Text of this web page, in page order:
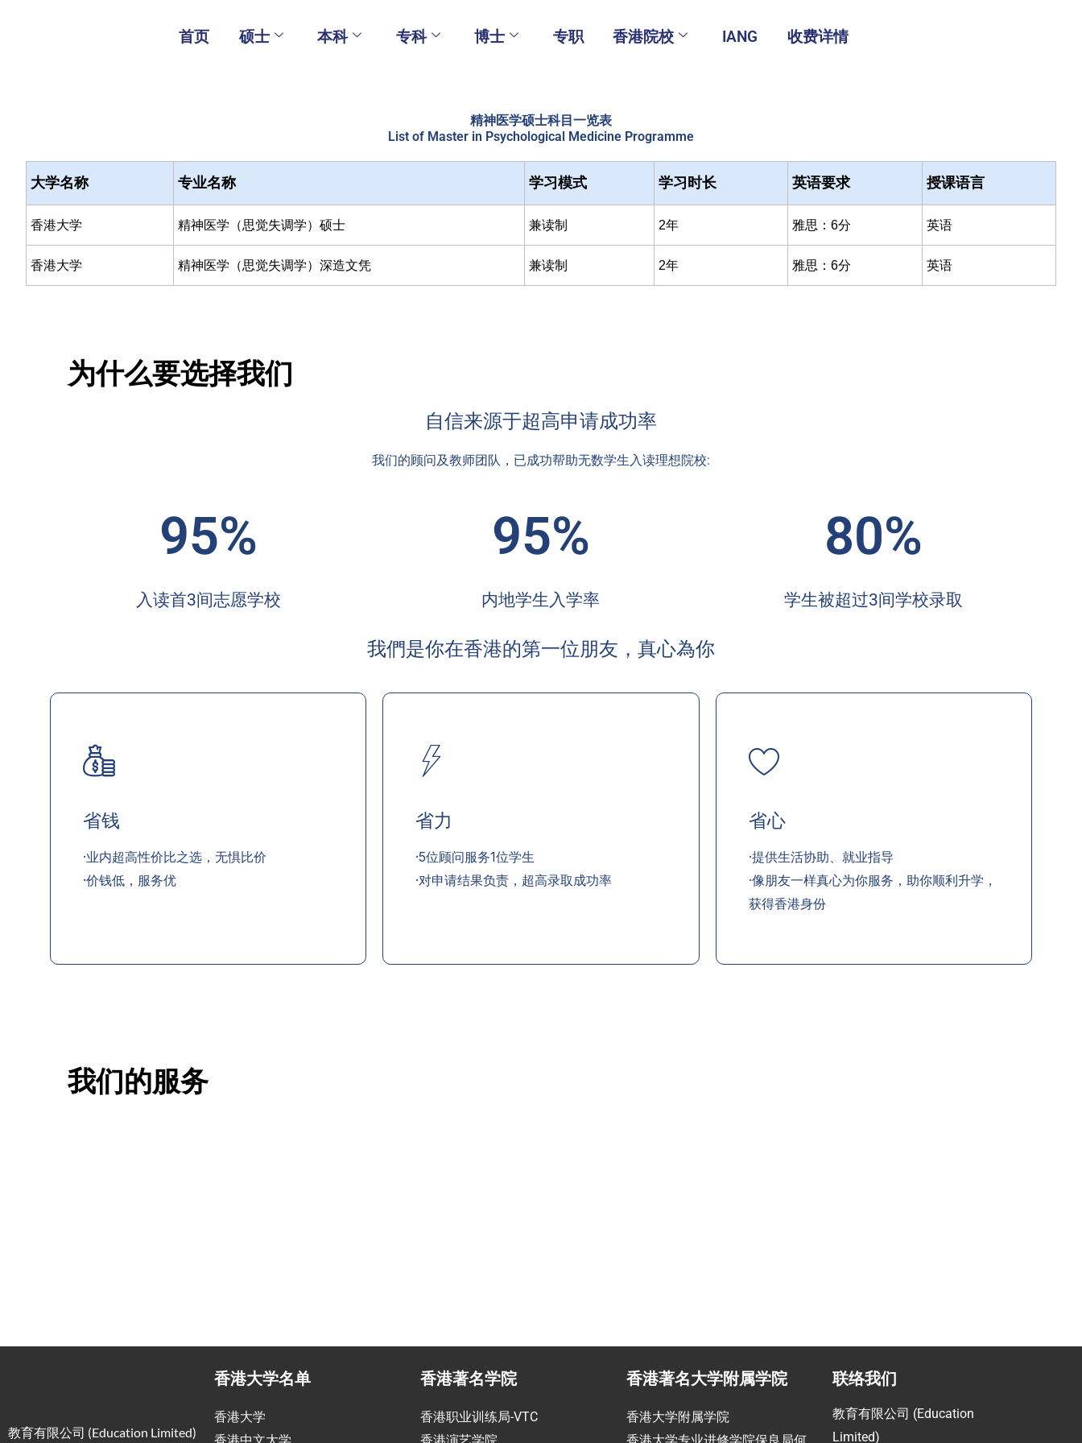
首页 硕士 本科 专科 博士 专职 香港院校 IANG 收费详情
精神医学硕士科目一览表
List of Master in Psychological Medicine Programme
大学名称 专业名称 学习模式 学习时长 英语要求 授课语言
香港大学 精神医学（思觉失调学）硕士 兼读制 2年 雅思：6分 英语
香港大学 精神医学（思觉失调学）深造文凭 兼读制 2年 雅思：6分 英语
为什么要选择我们
自信来源于超高申请成功率
我们的顾问及教师团队，已成功帮助无数学生入读理想院校:
95%
入读首3间志愿学校
95%
内地学生入学率
80%
学生被超过3间学校录取
我們是你在香港的第一位朋友，真心為你
省钱
·业内超高性价比之选，无惧比价
·价钱低，服务优
省力
·5位顾问服务1位学生
·对申请结果负责，超高录取成功率
省心
·提供生活协助、就业指导
·像朋友一样真心为你服务，助你顺利升学，
获得香港身份
我们的服务
教育有限公司 (Education Limited)
香港大学名单
香港大学
香港著名学院
香港职业训练局-VTC
香港著名大学附属学院
香港大学附属学院
联络我们
教育有限公司 (Education
Limited)